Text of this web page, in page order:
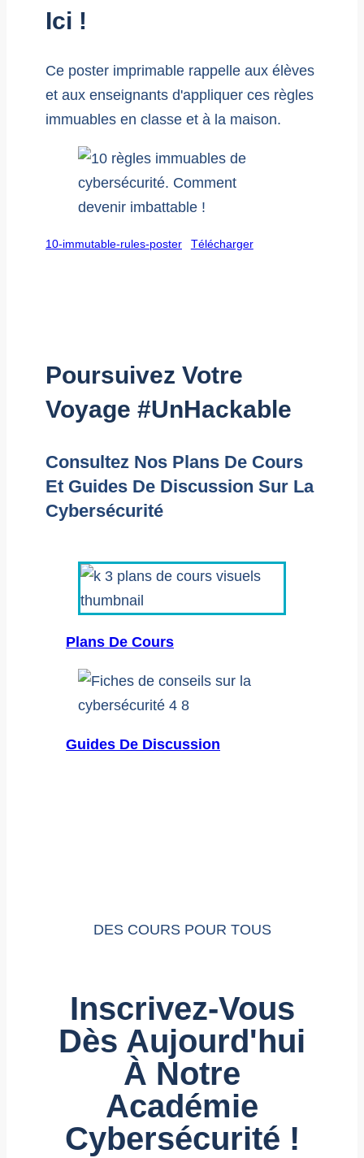
Ici !
Ce poster imprimable rappelle aux élèves
et aux enseignants d'appliquer ces règles
immuables en classe et à la maison.
10-immutable-rules-poster Télécharger
Poursuivez Votre
Voyage #UnHackable
Consultez Nos Plans De Cours
Et Guides De Discussion Sur La
Cybersécurité
Plans De Cours
Guides De Discussion
DES COURS POUR TOUS
Inscrivez-Vous
Dès Aujourd'hui
À Notre
Académie
Cybersécurité !